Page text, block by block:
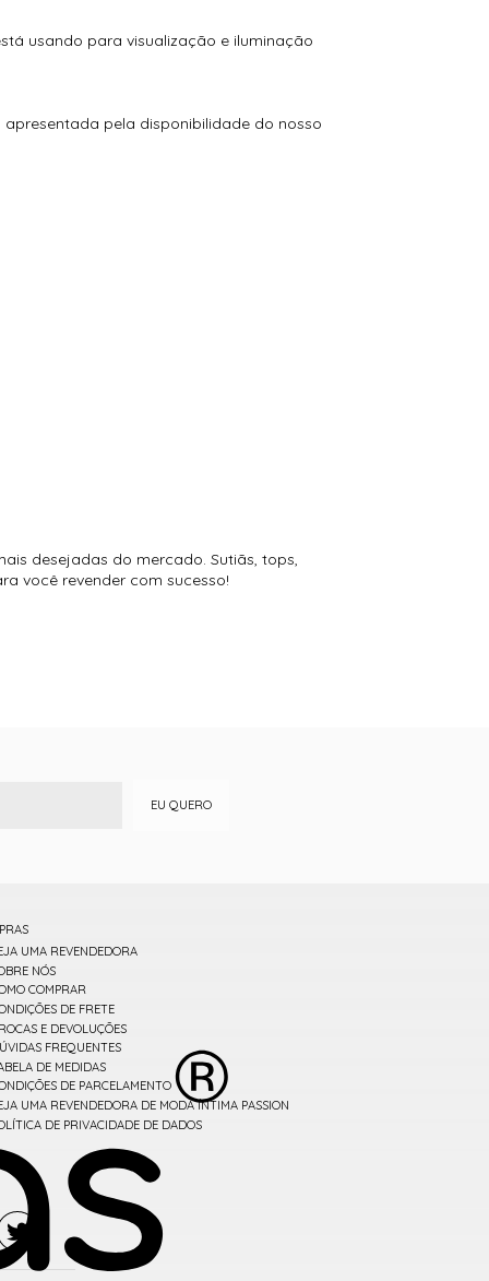
usando para visualização e iluminação
pela disponibilidade do nosso
desejadas do mercado. Sutiãs, tops,
você revender com sucesso!
EU QUERO
UMA REVENDEDORA
NÓS
COMPRAR
DE FRETE
E DEVOLUÇÕES
FREQUENTES
DE MEDIDAS
DE PARCELAMENTO
UMA REVENDEDORA DE MODA ÍNTIMA PASSION
DE PRIVACIDADE DE DADOS